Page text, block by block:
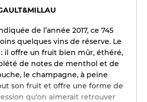
de l’année 2017, ce 745
quelques vins de réserve. Le
il offre un fruit bien mûr, éthéré,
de notes de menthol et de
le champagne, à peine
son fruit et offre une forme de
qu’on aimerait retrouver